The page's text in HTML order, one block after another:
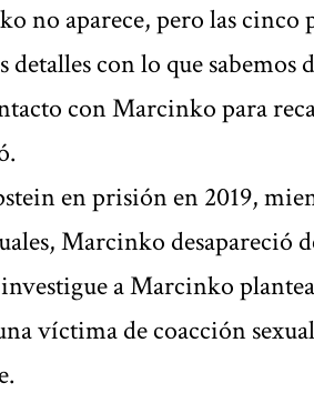
no aparece, pero las cinco
con lo que sabemos
con Marcinko para
en prisión en 2019,
Marcinko desapareció
investigue a Marcinko
víctima de coacción